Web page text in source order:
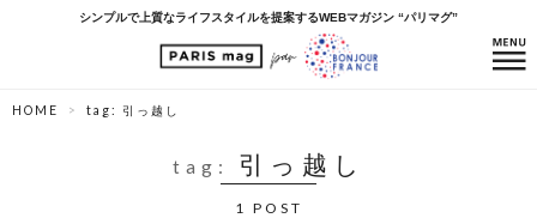
シンプルで上質なライフスタイルを提案するWEBマガジン “パリマグ”
HOME tag: 引っ越し
tag: 引っ越し
1 POST